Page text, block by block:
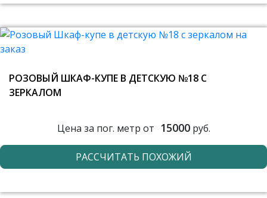
РОЗОВЫЙ ШКАФ-КУПЕ В ДЕТСКУЮ №18 С
ЗЕРКАЛОМ
Цена за пог. метр от 15000руб.
РАССЧИТАТЬ ПОХОЖИЙ